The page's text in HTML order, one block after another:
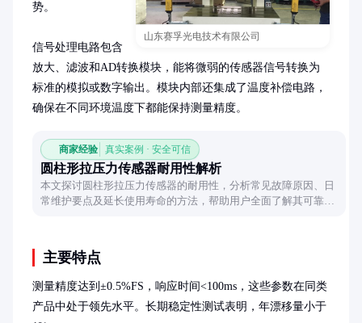
山东赛孚光电技术有限公司
势。
信号处理电路包含
放大、滤波和AD转换模块，能将微弱的传感器信号转换为
标准的模拟或数字输出。模块内部还集成了温度补偿电路，
确保在不同环境温度下都能保持测量精度。
商家经验 真实案例 · 安全可信
圆柱形拉压力传感器耐用性解析
本文探讨圆柱形拉压力传感器的耐用性，分析常见故障原因、日
常维护要点及延长使用寿命的方法，帮助用户全面了解其可靠
主要特点
测量精度达到±0.5%FS，响应时间<100ms，这些参数在同类
产品中处于领先水平。长期稳定性测试表明，年漂移量小于